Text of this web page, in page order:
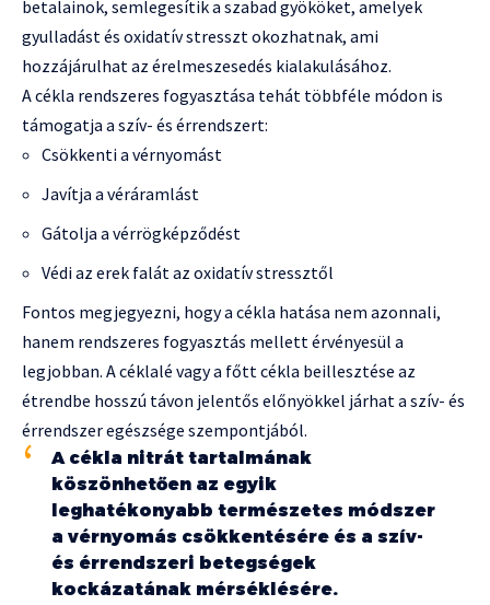
betalainok, semlegesítik a szabad gyököket, amelyek
gyulladást és oxidatív stresszt okozhatnak, ami
hozzájárulhat az érelmeszesedés kialakulásához.
A cékla rendszeres fogyasztása tehát többféle módon is
támogatja a szív- és érrendszert:
Csökkenti a vérnyomást
Javítja a véráramlást
Gátolja a vérrögképződést
Védi az erek falát az oxidatív stressztől
Fontos megjegyezni, hogy a cékla hatása nem azonnali,
hanem rendszeres fogyasztás mellett érvényesül a
legjobban. A céklalé vagy a főtt cékla beillesztése az
étrendbe hosszú távon jelentős előnyökkel járhat a szív- és
érrendszer egészsége szempontjából.
A cékla nitrát tartalmának
köszönhetően az egyik
leghatékonyabb természetes módszer
a vérnyomás csökkentésére és a szív-
és érrendszeri betegségek
kockázatának mérséklésére.